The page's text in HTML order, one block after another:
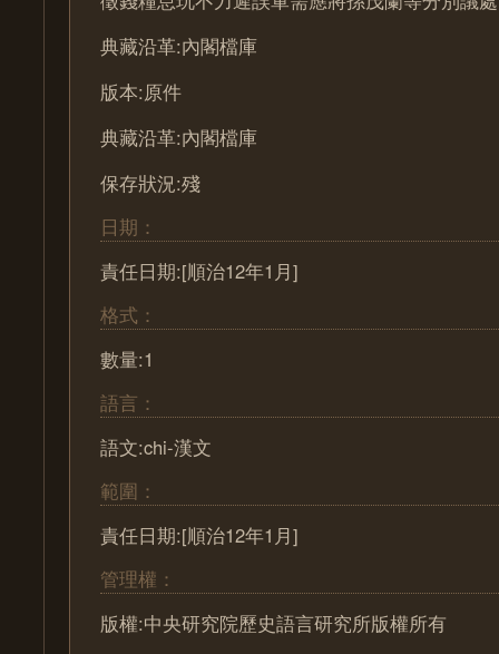
典藏沿革:內閣檔庫
版本:原件
典藏沿革:內閣檔庫
保存狀況:殘
日期：
責任日期:[順治12年1月]
格式：
數量:1
語言：
語文:chi-漢文
範圍：
責任日期:[順治12年1月]
管理權：
版權:中央研究院歷史語言研究所版權所有